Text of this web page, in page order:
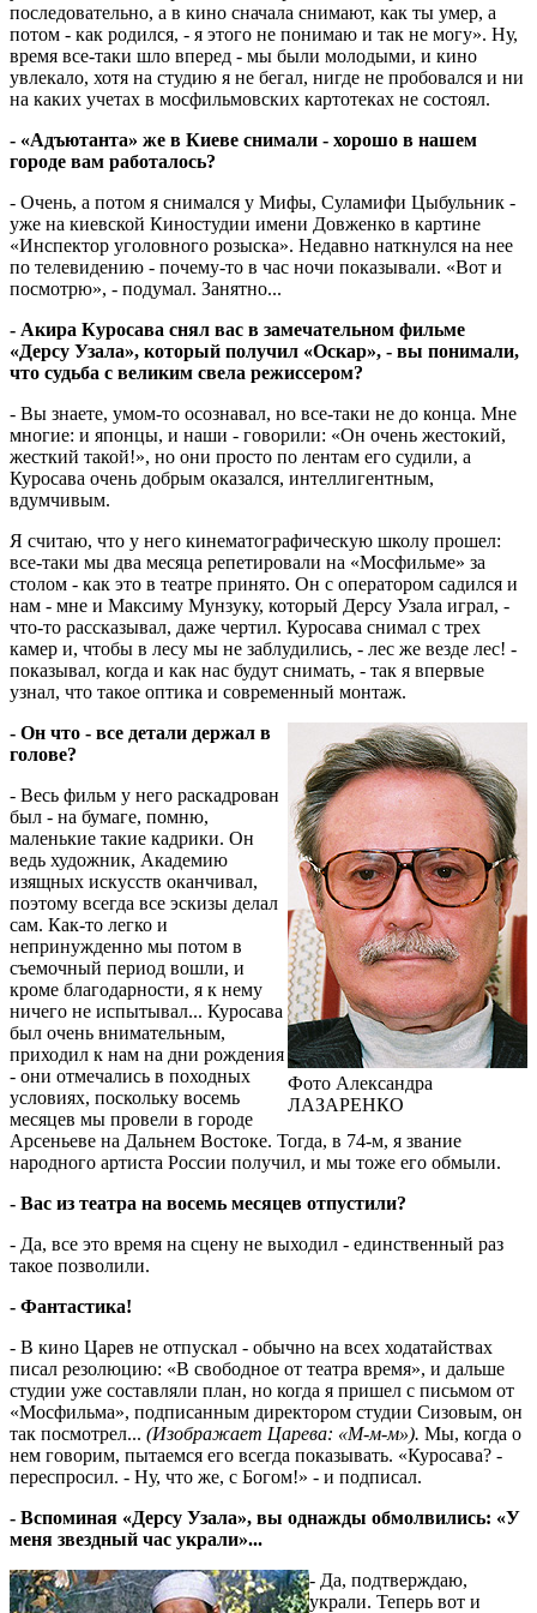
последовательно, а в кино сначала снимают, как ты умер, а
потом - как родился, - я этого не понимаю и так не могу». Ну,
время все-таки шло вперед - мы были молодыми, и кино
увлекало, хотя на студию я не бегал, нигде не пробовался и ни
на каких учетах в мосфильмовских картотеках не состоял.
- «Адъютанта» же в Киеве снимали - хорошо в нашем
городе вам работалось?
- Очень, а потом я снимался у Мифы, Суламифи Цыбульник -
уже на киевской Киностудии имени Довженко в картине
«Инспектор уголовного розыска». Недавно наткнулся на нее
по телевидению - почему-то в час ночи показывали. «Вот и
посмотрю», - подумал. Занятно...
- Акира Куросава снял вас в замечательном фильме
«Дерсу Узала», который получил «Оскар», - вы понимали,
что судьба с великим свела режиссером?
- Вы знаете, умом-то осознавал, но все-таки не до конца. Мне
многие: и японцы, и наши - говорили: «Он очень жестокий,
жесткий такой!», но они просто по лентам его судили, а
Куросава очень добрым оказался, интеллигентным,
вдумчивым.
Я считаю, что у него кинематографическую школу прошел:
все-таки мы два месяца репетировали на «Мосфильме» за
столом - как это в театре принято. Он с оператором садился и
нам - мне и Максиму Мунзуку, который Дерсу Узала играл, -
что-то рассказывал, даже чертил. Куросава снимал с трех
камер и, чтобы в лесу мы не заблудились, - лес же везде лес! -
показывал, когда и как нас будут снимать, - так я впервые
узнал, что такое оптика и современный монтаж.
Фото Александра
ЛАЗАРЕНКО
- Он что - все детали держал в
голове?
- Весь фильм у него раскадрован
был - на бумаге, помню,
маленькие такие кадрики. Он
ведь художник, Академию
изящных искусств оканчивал,
поэтому всегда все эскизы делал
сам. Как-то легко и
непринужденно мы потом в
съемочный период вошли, и
кроме благодарности, я к нему
ничего не испытывал... Куросава
был очень внимательным,
приходил к нам на дни рождения
- они отмечались в походных
условиях, поскольку восемь
месяцев мы провели в городе
Арсеньеве на Дальнем Востоке. Тогда, в 74-м, я звание
народного артиста России получил, и мы тоже его обмыли.
- Вас из театра на восемь месяцев отпустили?
- Да, все это время на сцену не выходил - единственный раз
такое позволили.
- Фантастика!
- В кино Царев не отпускал - обычно на всех ходатайствах
писал резолюцию: «В свободное от театра время», и дальше
студии уже составляли план, но когда я пришел с письмом от
«Мосфильма», подписанным директором студии Сизовым, он
так посмотрел... (Изображает Царева: «М-м-м»). Мы, когда о
нем говорим, пытаемся его всегда показывать. «Куросава? -
переспросил. - Ну, что же, с Богом!» - и подписал.
- Вспоминая «Дерсу Узала», вы однажды обмолвились: «У
меня звездный час украли»...
- Да, подтверждаю,
украли. Теперь вот и